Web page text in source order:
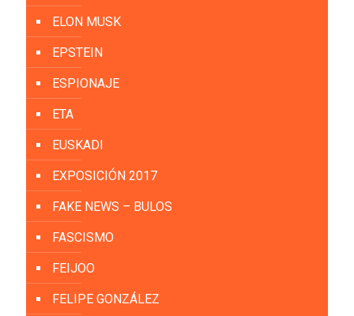
ELON MUSK
EPSTEIN
ESPIONAJE
ETA
EUSKADI
EXPOSICIÓN 2017
FAKE NEWS – BULOS
FASCISMO
FEIJOO
FELIPE GONZÁLEZ